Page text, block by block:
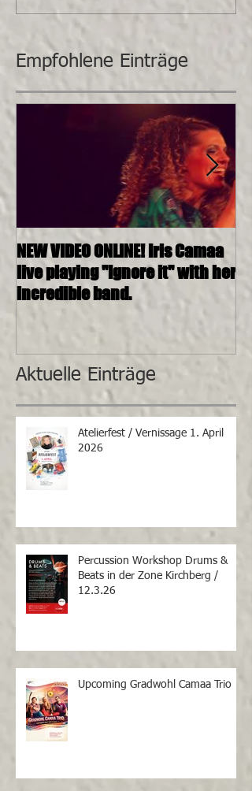
Empfohlene Einträge
NEW VIDEO ONLINE! Iris Camaa
live playing "Ignore it" with her
incredible band.
Aktuelle Einträge
Atelierfest / Vernissage 1. April
2026
Percussion Workshop Drums &
Beats in der Zone Kirchberg /
12.3.26
Upcoming Gradwohl Camaa Trio